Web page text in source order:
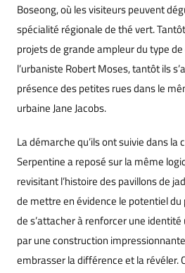
Boseong, où les visiteurs peuvent
spécialité régionale de thé vert.
projets de grande ampleur du type
l’urbaniste Robert Moses, tantôt ils
présence des petites rues dans le
urbaine Jane Jacobs.
La démarche qu’ils ont suivie dans la
Serpentine a reposé sur la même
revisitant l’histoire des pavillons de
de mettre en évidence le potentiel du
de s’attacher à renforcer une
par une construction
embrasser la différence et la révéler.